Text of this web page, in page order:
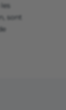
sont